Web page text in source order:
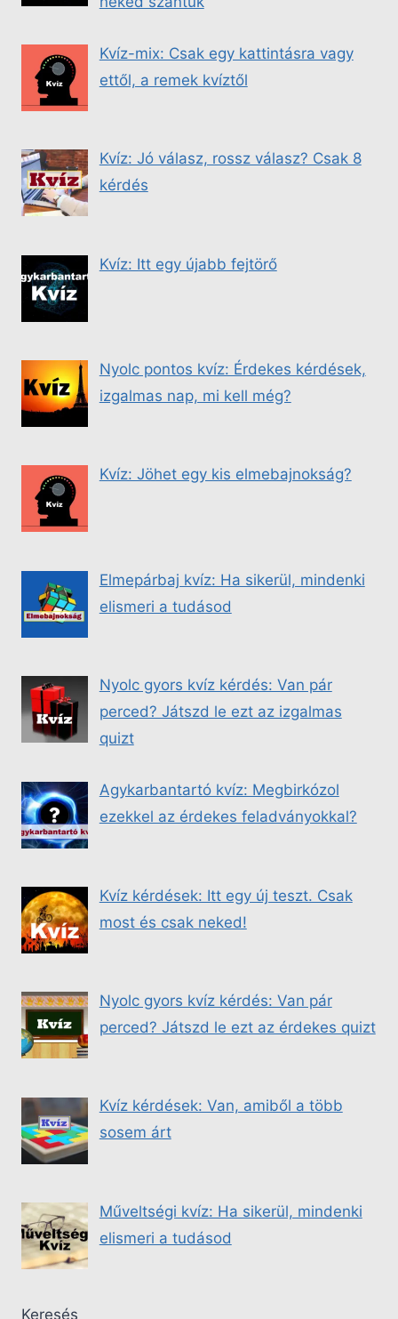
Kvíz-mix: Csak egy kattintásra vagy
ettől, a remek kvíztől
Kvíz: Jó válasz, rossz válasz? Csak 8
kérdés
Kvíz: Itt egy újabb fejtörő
Nyolc pontos kvíz: Érdekes kérdések,
izgalmas nap, mi kell még?
Kvíz: Jöhet egy kis elmebajnokság?
Elmepárbaj kvíz: Ha sikerül, mindenki
elismeri a tudásod
Nyolc gyors kvíz kérdés: Van pár
perced? Játszd le ezt az izgalmas
quizt
Agykarbantartó kvíz: Megbirkózol
ezekkel az érdekes feladványokkal?
Kvíz kérdések: Itt egy új teszt. Csak
most és csak neked!
Nyolc gyors kvíz kérdés: Van pár
perced? Játszd le ezt az érdekes quizt
Kvíz kérdések: Van, amiből a több
sosem árt
Műveltségi kvíz: Ha sikerül, mindenki
elismeri a tudásod
Keresés